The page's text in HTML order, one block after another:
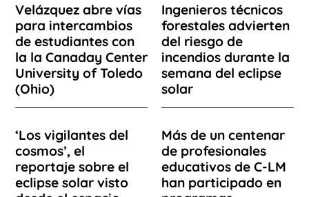
Velázquez abre vías
para intercambios
de estudiantes con
la la Canaday Center
University of Toledo
(Ohio)
Ingenieros técnicos
forestales advierten
del riesgo de
incendios durante la
semana del eclipse
solar
‘Los vigilantes del
cosmos’, el
reportaje sobre el
eclipse solar visto
Más de un centenar
de profesionales
educativos de C-LM
han participado en